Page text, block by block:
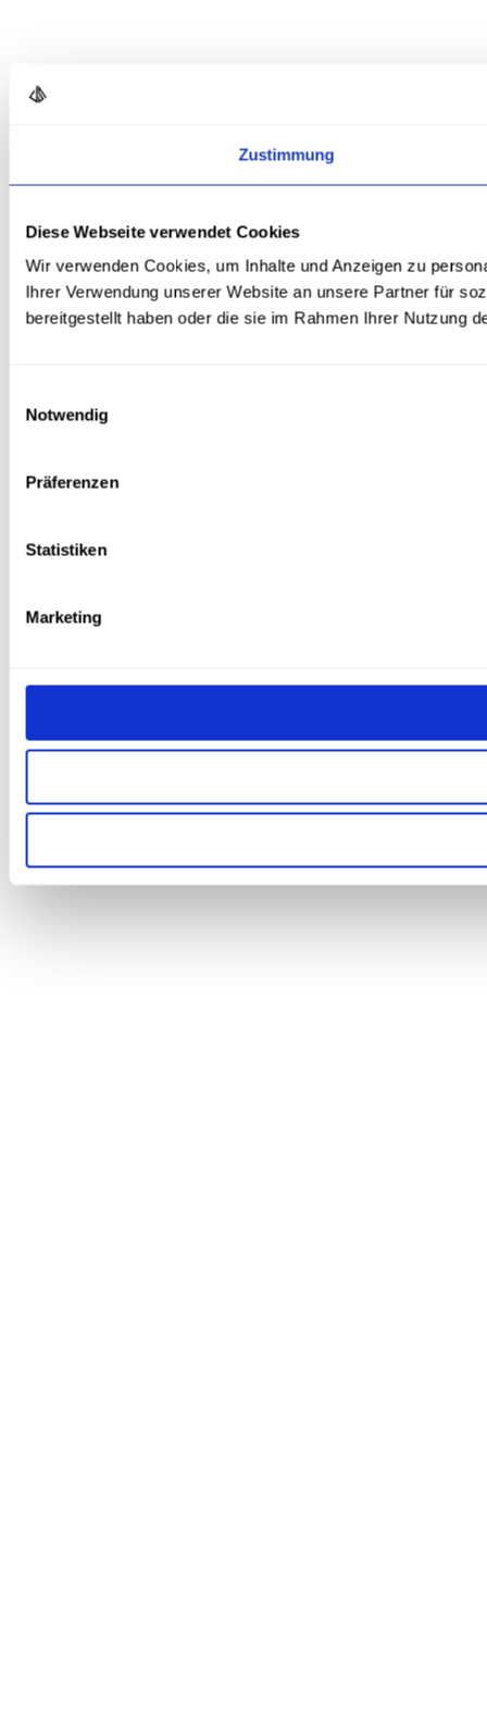
Zustimmung
Diese Webseite verwendet Cookies
Wir verwenden Cookies, um Inhalte und Anzeigen zu
Ihrer Verwendung unserer Website an unsere Partner für
bereitgestellt haben oder die sie im Rahmen Ihrer Nutzung
Notwendig
Präferenzen
Statistiken
Marketing